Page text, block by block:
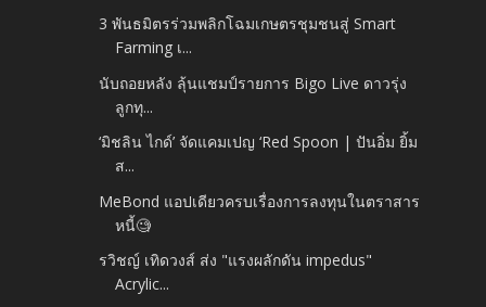
3 พันธมิตรร่วมพลิกโฉมเกษตรชุมชนสู่ Smart
Farming เ...
นับถอยหลัง ลุ้นแชมป์รายการ Bigo Live ดาวรุ่ง
ลูกทุ...
‘มิชลิน ไกด์’ จัดแคมเปญ ‘Red Spoon | ปันอิ่ม ยิ้ม
ส...
MeBond แอปเดียวครบเรื่องการลงทุนในตราสาร
หนี้🧐
รวิชญ์ เทิดวงส์ ส่ง​ "แรงผลักดัน​ impedus"
Acrylic...